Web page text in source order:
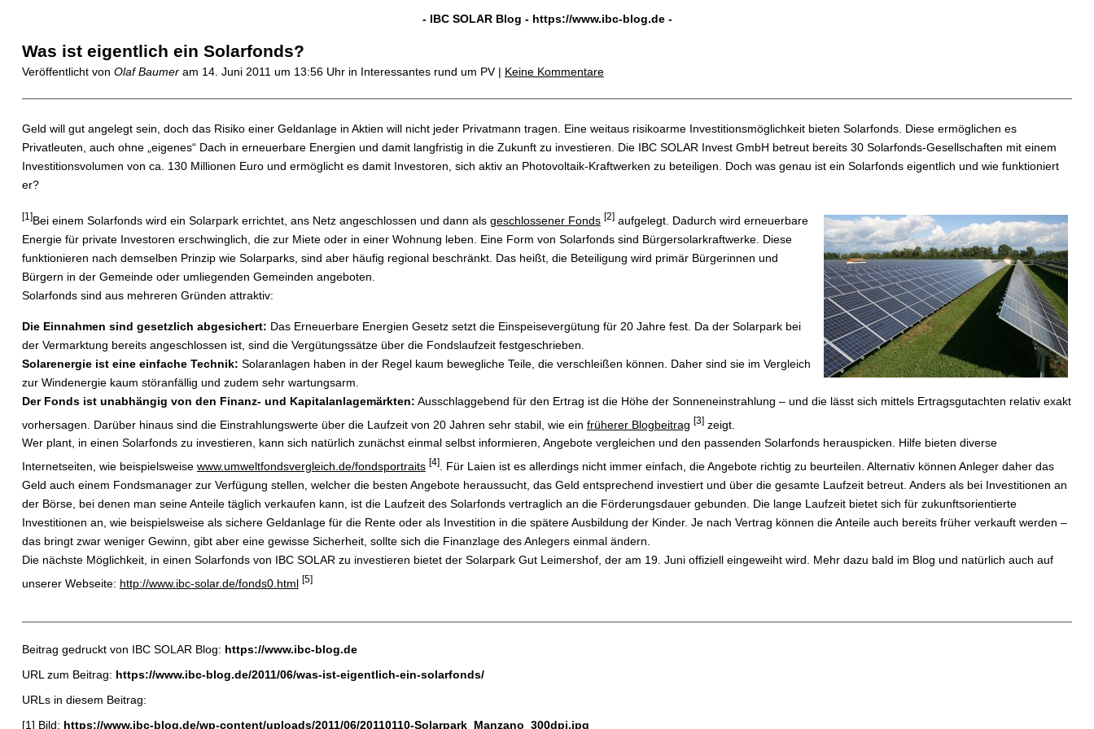
- IBC SOLAR Blog - https://www.ibc-blog.de-
Was ist eigentlich ein Solarfonds?
Veröffentlicht von Olaf Baumeram 14. Juni 2011 um 13:56 Uhr in Interessantes rund um PV | Keine Kommentare
Geld will gut angelegt sein, doch das Risiko einer Geldanlage in Aktien will nicht jeder Privatmann tragen. Eine weitaus risikoarme Investitionsmöglichkeit bieten Solarfonds. Diese ermöglichen es
Privatleuten, auch ohne „eigenes“ Dach in erneuerbare Energien und damit langfristig in die Zukunft zu investieren. Die IBC SOLAR Invest GmbH betreut bereits 30 Solarfonds-Gesellschaften mit einem
Investitionsvolumen von ca. 130 Millionen Euro und ermöglicht es damit Investoren, sich aktiv an Photovoltaik-Kraftwerken zu beteiligen. Doch was genau ist ein Solarfonds eigentlich und wie funktioniert
er?
[1]Bei einem Solarfonds wird ein Solarpark errichtet, ans Netz angeschlossen und dann als geschlossener Fonds [2]aufgelegt. Dadurch wird erneuerbare
Energie für private Investoren erschwinglich, die zur Miete oder in einer Wohnung leben. Eine Form von Solarfonds sind Bürgersolarkraftwerke. Diese
funktionieren nach demselben Prinzip wie Solarparks, sind aber häufig regional beschränkt. Das heißt, die Beteiligung wird primär Bürgerinnen und
Bürgern in der Gemeinde oder umliegenden Gemeinden angeboten.
Solarfonds sind aus mehreren Gründen attraktiv:
Die Einnahmen sind gesetzlich abgesichert: Das Erneuerbare Energien Gesetz setzt die Einspeisevergütung für 20 Jahre fest. Da der Solarpark bei
der Vermarktung bereits angeschlossen ist, sind die Vergütungssätze über die Fondslaufzeit festgeschrieben.
Solarenergie ist eine einfache Technik: Solaranlagen haben in der Regel kaum bewegliche Teile, die verschleißen können. Daher sind sie im Vergleich
zur Windenergie kaum störanfällig und zudem sehr wartungsarm.
Der Fonds ist unabhängig von den Finanz- und Kapitalanlagemärkten: Ausschlaggebend für den Ertrag ist die Höhe der Sonneneinstrahlung – und die lässt sich mittels Ertragsgutachten relativ exakt
vorhersagen. Darüber hinaus sind die Einstrahlungswerte über die Laufzeit von 20 Jahren sehr stabil, wie ein früherer Blogbeitrag [3]zeigt.
Wer plant, in einen Solarfonds zu investieren, kann sich natürlich zunächst einmal selbst informieren, Angebote vergleichen und den passenden Solarfonds herauspicken. Hilfe bieten diverse
Internetseiten, wie beispielsweise www.umweltfondsvergleich.de/fondsportraits [4]. Für Laien ist es allerdings nicht immer einfach, die Angebote richtig zu beurteilen. Alternativ können Anleger daher das
Geld auch einem Fondsmanager zur Verfügung stellen, welcher die besten Angebote heraussucht, das Geld entsprechend investiert und über die gesamte Laufzeit betreut. Anders als bei Investitionen an
der Börse, bei denen man seine Anteile täglich verkaufen kann, ist die Laufzeit des Solarfonds vertraglich an die Förderungsdauer gebunden. Die lange Laufzeit bietet sich für zukunftsorientierte
Investitionen an, wie beispielsweise als sichere Geldanlage für die Rente oder als Investition in die spätere Ausbildung der Kinder. Je nach Vertrag können die Anteile auch bereits früher verkauft werden –
das bringt zwar weniger Gewinn, gibt aber eine gewisse Sicherheit, sollte sich die Finanzlage des Anlegers einmal ändern.
Die nächste Möglichkeit, in einen Solarfonds von IBC SOLAR zu investieren bietet der Solarpark Gut Leimershof, der am 19. Juni offiziell eingeweiht wird. Mehr dazu bald im Blog und natürlich auch auf
unserer Webseite: http://www.ibc-solar.de/fonds0.html [5]
Beitrag gedruckt von IBC SOLAR Blog: https://www.ibc-blog.de
URL zum Beitrag: https://www.ibc-blog.de/2011/06/was-ist-eigentlich-ein-solarfonds/
URLs in diesem Beitrag:
[1] Bild: https://www.ibc-blog.de/wp-content/uploads/2011/06/20110110-Solarpark_Manzano_300dpi.jpg